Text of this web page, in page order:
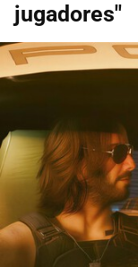
jugadores"